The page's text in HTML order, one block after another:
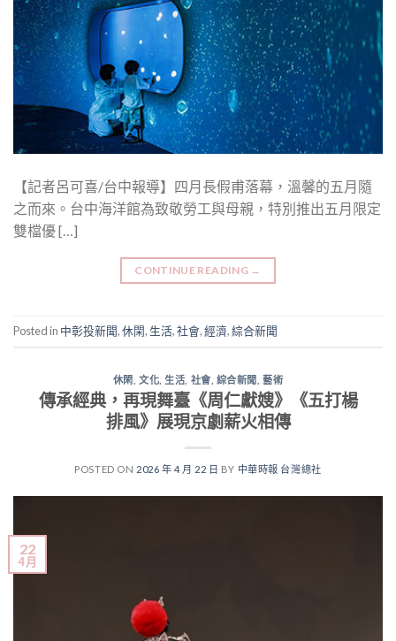
【記者呂可喜/台中報導】四月長假甫落幕，溫馨的五月隨
之而來。台中海洋館為致敬勞工與母親，特別推出五月限定
雙檔優 […]
CONTINUE READING →
Posted in 中彰投新聞,休閑,生活,社會,經濟,綜合新聞
休閑 文化 ,生活 社會, 綜合新聞 ,藝術
傳承經典，再現舞臺《周仁獻嫂》《五打楊
排風》展現京劇薪火相傳
POSTED ON 2026 年 4 月 22 日 BY 中華時報 台灣總社
22
4 月